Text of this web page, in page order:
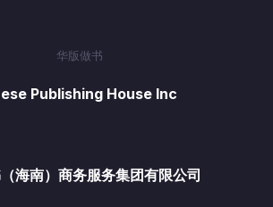
Publishing House Inc
海南）商务服务集团有限公司